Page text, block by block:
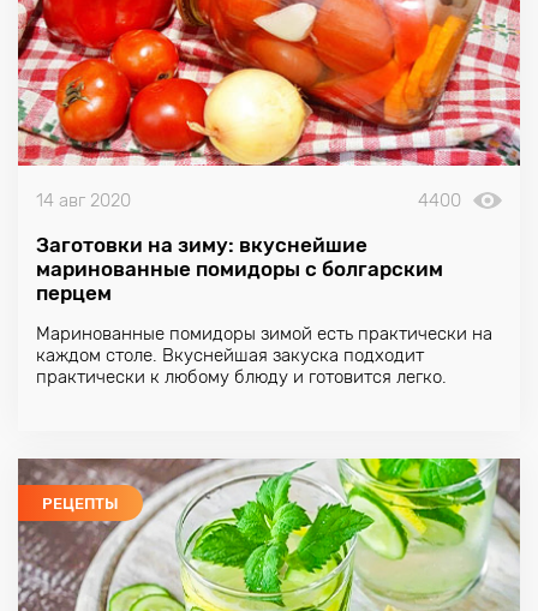
14 авг 2020 4400
Заготовки на зиму: вкуснейшие
маринованные помидоры с болгарским
перцем
Маринованные помидоры зимой есть практически на
каждом столе. Вкуснейшая закуска подходит
практически к любому блюду и готовится легко.
РЕЦЕПТЫ